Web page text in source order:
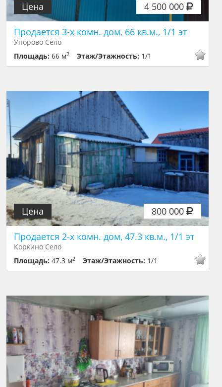
4 500 000
Цена
Продается 3-х комн. дом, 66 кв.м., 1/1 эт
Упорово Село
Площадь:66 м2 Этаж/Этажность: 1/1
800 000
Цена
Продается 2-х комн. дом, 47.3 кв.м., 1/1 эт
Коркино Село
Площадь:47.3 м2 Этаж/Этажность: 1/1